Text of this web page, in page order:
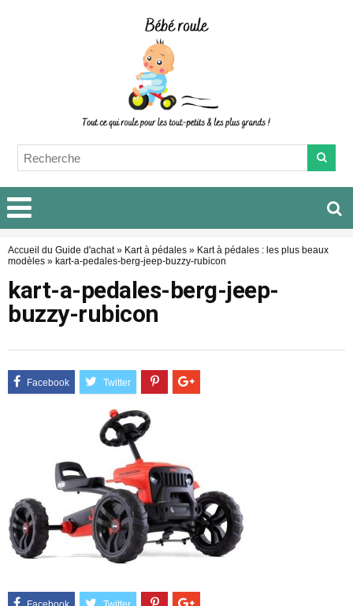
Accueil du Guide d'achat» Kart à pédales » Kart à pédales : les plus beaux
modèles » kart-a-pedales-berg-jeep-buzzy-rubicon
kart-a-pedales-berg-jeep-
buzzy-rubicon